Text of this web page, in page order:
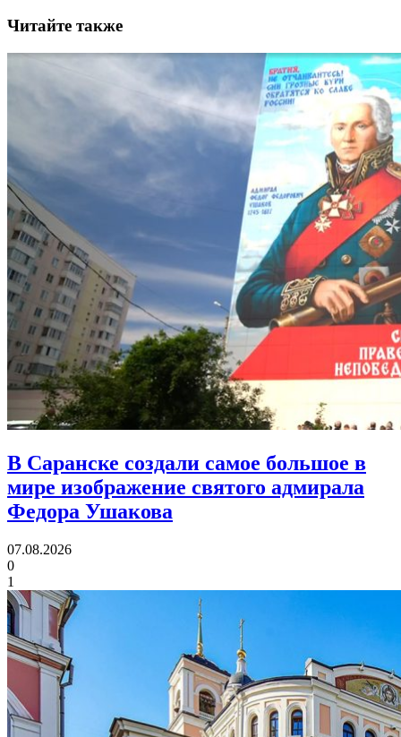
Читайте также
В Саранске создали самое большое в
мире изображение святого адмирала
Федора Ушакова
07.08.2026
0
1